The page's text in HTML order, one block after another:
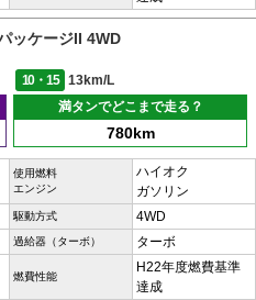
ッケージII 4WD
10・15
13km/L
満タンでどこまで走る？
780km
使用燃料
エンジン
ハイオク
ガソリン
駆動方式 4WD
過給器（ターボ） ターボ
燃費性能
H22年度燃費基準
達成